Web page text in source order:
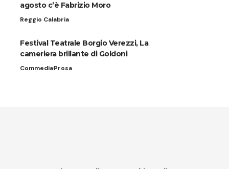
agosto c’è Fabrizio Moro
Reggio Calabria
Festival Teatrale Borgio Verezzi, La
cameriera brillante di Goldoni
CommediaProsa